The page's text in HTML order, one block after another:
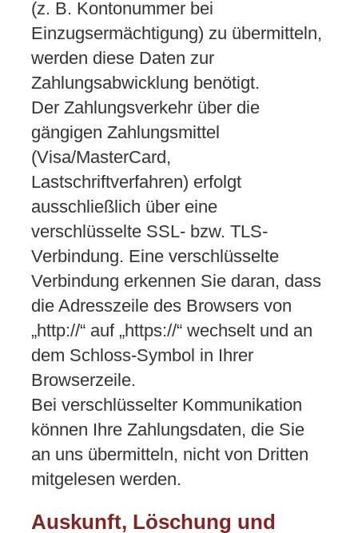
(z. B. Kontonummer bei
Einzugsermächtigung) zu übermitteln,
werden diese Daten zur
Zahlungsabwicklung benötigt.
Der Zahlungsverkehr über die
gängigen Zahlungsmittel
(Visa/MasterCard,
Lastschriftverfahren) erfolgt
ausschließlich über eine
verschlüsselte SSL- bzw. TLS-
Verbindung. Eine verschlüsselte
Verbindung erkennen Sie daran, dass
die Adresszeile des Browsers von
„http://“ auf „https://“ wechselt und an
dem Schloss-Symbol in Ihrer
Browserzeile.
Bei verschlüsselter Kommunikation
können Ihre Zahlungsdaten, die Sie
an uns übermitteln, nicht von Dritten
mitgelesen werden.
Auskunft, Löschung und